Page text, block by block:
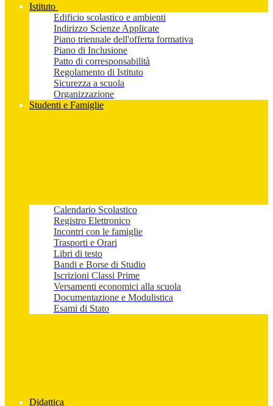
Istituto
Edificio scolastico e ambienti
Indirizzo Scienze Applicate
Piano triennale dell'offerta formativa
Piano di Inclusione
Patto di corresponsabilità
Regolamento di Istituto
Sicurezza a scuola
Organizzazione
Studenti e Famiglie
Calendario Scolastico
Registro Elettronico
Incontri con le famiglie
Trasporti e Orari
Libri di testo
Bandi e Borse di Studio
Iscrizioni Classi Prime
Versamenti economici alla scuola
Documentazione e Modulistica
Esami di Stato
Didattica